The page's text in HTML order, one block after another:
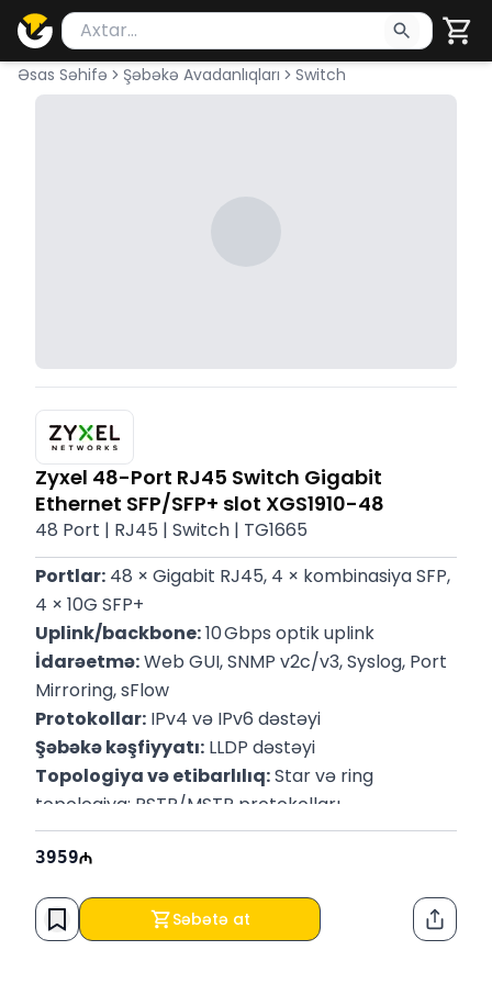
Məhsul axtar
Axtarış üçün ən azı 2 simvol yazın. Göndərmək
Əsas Səhifə Şəbəkə Avadanlıqları Switch
Zyxel 48-Port RJ45 Switch Gigabit
Ethernet SFP/SFP+ slot XGS1910-48
48 Port | RJ45 | Switch | TG1665
Portlar: 48 × Gigabit RJ45, 4 × kombinasiya SFP,
4 × 10G SFP+
Uplink/backbone: 10 Gbps optik uplink
İdarəetmə: Web GUI, SNMP v2c/v3, Syslog, Port
Mirroring, sFlow
Protokollar: IPv4 və IPv6 dəstəyi
Şəbəkə kəşfiyyatı: LLDP dəstəyi
Topologiya və etibarlılıq: Star və ring
topologiya; RSTP/MSTP protokolları
Təhlükəsizlik: Port isolation, VLAN 802.1Q, IP
Source Guard, Port Security, ACL, Guest VLAN,
Enerji səmərəliliyi: IEEE 802.3az Energy Efficient
Ethernet
3959
Səbətə at